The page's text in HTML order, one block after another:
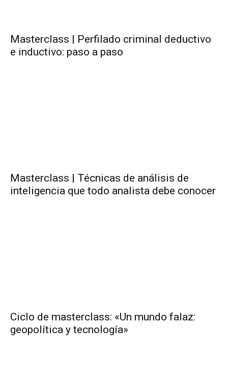
Masterclass | Perfilado criminal deductivo
e inductivo: paso a paso
Masterclass | Técnicas de análisis de
inteligencia que todo analista debe conocer
Ciclo de masterclass: «Un mundo falaz:
geopolítica y tecnología»